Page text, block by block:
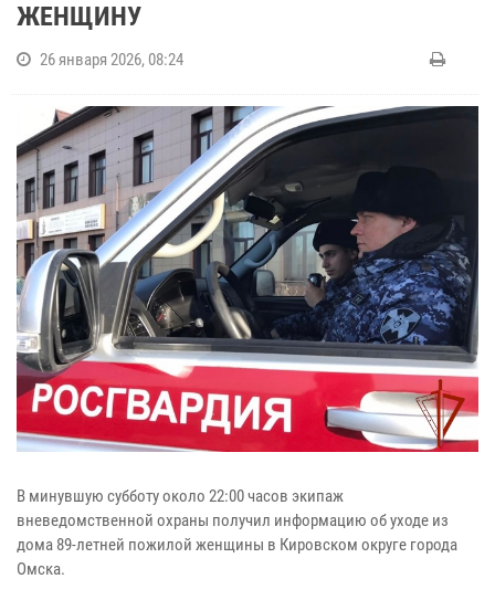
ЖЕНЩИНУ
26 января 2026, 08:24
В минувшую субботу около 22:00 часов экипаж
вневедомственной охраны получил информацию об уходе из
дома 89-летней пожилой женщины в Кировском округе города
Омска.